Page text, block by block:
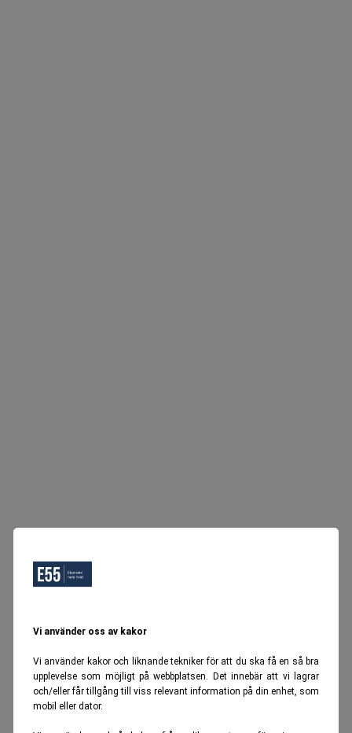
Vi använder oss av kakor
Vi använder kakor och liknande tekniker för att du ska få en så bra
upplevelse som möjligt på webbplatsen. Det innebär att vi lagrar
och/eller får tillgång till viss relevant information på din enhet, som
mobil eller dator.